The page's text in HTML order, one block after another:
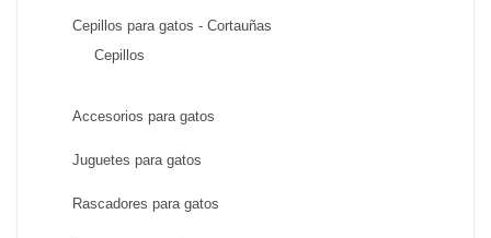
Cepillos para gatos - Cortauñas
Cepillos
Accesorios para gatos
Juguetes para gatos
Rascadores para gatos